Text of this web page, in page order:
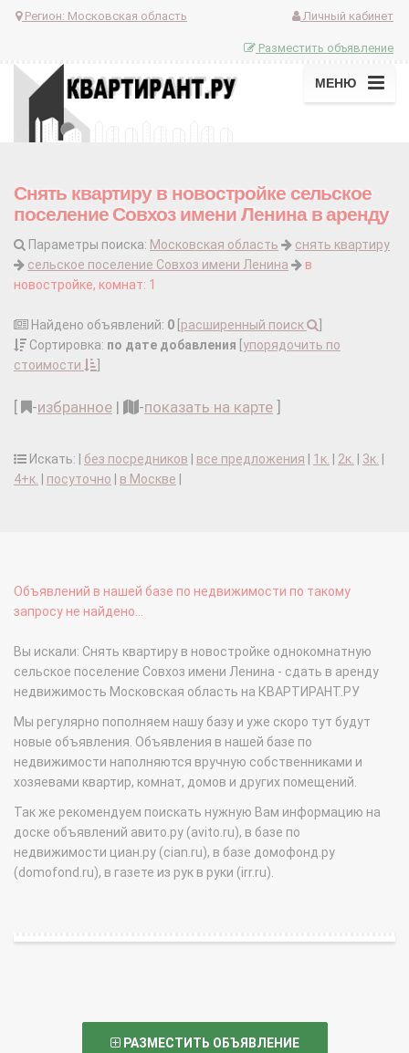
Регион: Московская область Личный кабинет
Разместить объявление
МЕНЮ
Снять квартиру в новостройке сельское
поселение Совхоз имени Ленина в аренду
Параметры поиска: Московская область
снять квартиру
сельское поселение Совхоз имени Ленина
в
новостройке, комнат: 1
Найдено объявлений: 0 расширенный поиск
Сортировка: по дате добавления упорядочить по
стоимости
-избранное | -показать на карте
Искать: | без посредников все предложения 1к. 2к. 3к.
4+к.
посуточно в Москве
Объявлений в нашей базе по недвижимости по такому
запросу не найдено...
Вы искали: Снять квартиру в новостройке однокомнатную
сельское поселение Совхоз имени Ленина - сдать в аренду
недвижимость Московская область на КВАРТИРАНТ.РУ
Мы регулярно пополняем нашу базу и уже скоро тут будут
новые объявления. Объявления в нашей базе по
недвижимости наполняются вручную собственниками и
хозяевами квартир, комнат, домов и других помещений.
Так же рекомендуем поискать нужную Вам информацию на
доске объявлений авито.ру (avito.ru), в базе по
недвижимости циан.ру (cian.ru), в базе домофонд.ру
(domofond.ru), в газете из рук в руки (irr.ru).
РАЗМЕСТИТЬ ОБЪЯВЛЕНИЕ